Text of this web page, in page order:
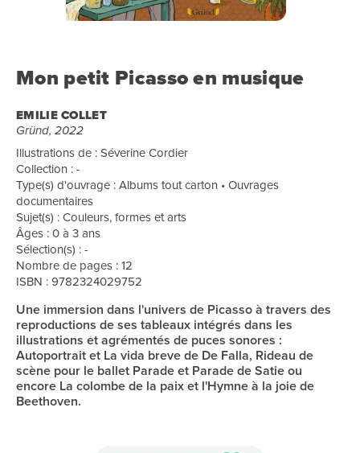
Mon petit Picasso en musique
EMILIE COLLET
Gründ, 2022
Illustrations de : Séverine Cordier
Collection : -
Type(s) d'ouvrage : Albums tout carton • Ouvrages
documentaires
Sujet(s) : Couleurs, formes et arts
Âges : 0 à 3 ans
Sélection(s) : -
Nombre de pages : 12
ISBN : 9782324029752
Une immersion dans l'univers de Picasso à travers des
reproductions de ses tableaux intégrés dans les
illustrations et agrémentés de puces sonores :
Autoportrait et La vida breve de De Falla, Rideau de
scène pour le ballet Parade et Parade de Satie ou
encore La colombe de la paix et l'Hymne à la joie de
Beethoven.